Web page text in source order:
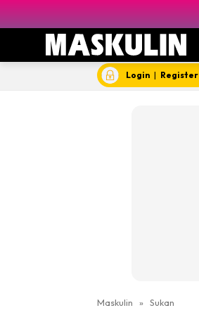
Login | Register
Maskulin » Sukan